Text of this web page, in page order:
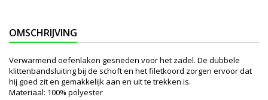
OMSCHRIJVING
Verwarmend oefenlaken gesneden voor het zadel. De dubbele
klittenbandsluiting bij de schoft en het filetkoord zorgen ervoor dat
hij goed zit en gemakkelijk aan en uit te trekken is.
Materiaal: 100% polyester